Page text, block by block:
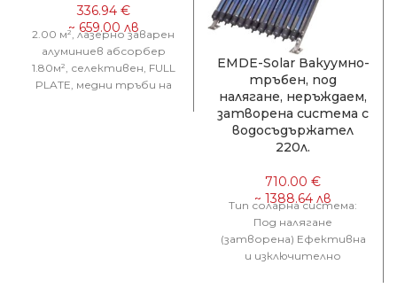
2.00 м², лазерно заварен
алуминиев абсорбер
1.80м², селективен, FULL
PLATE, медни тръби на
EMDE-Solar Вакуумно-
тръбен, под
налягане, неръждаем,
затворена система с
водосъдържател
220л.
Тип соларна система:
Под налягане
(затворена) Ефективна
и изключително